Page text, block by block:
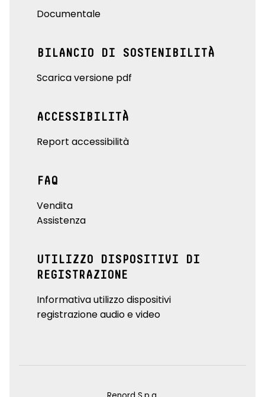
Documentale
BILANCIO DI SOSTENIBILITÀ
Scarica versione pdf
ACCESSIBILITÀ
Report accessibilità
FAQ
Vendita
Assistenza
UTILIZZO DISPOSITIVI DI
REGISTRAZIONE
Informativa utilizzo dispositivi
registrazione audio e video